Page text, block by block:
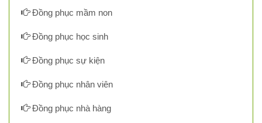
Đồng phục mầm non
Đồng phục học sinh
Đồng phục sự kiện
Đồng phục nhân viên
Đồng phục nhà hàng